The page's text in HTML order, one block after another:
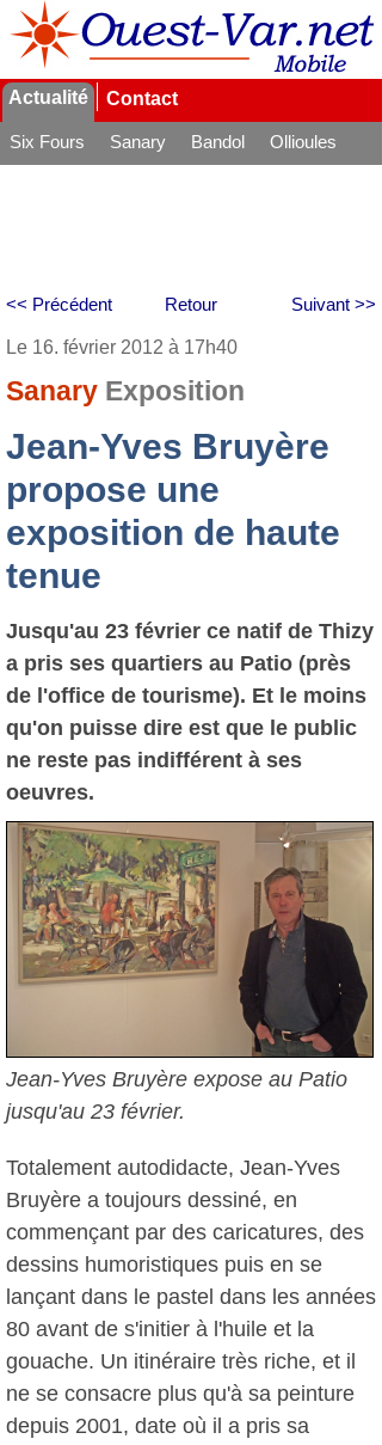
Actualité Contact
Six Fours Sanary Bandol
Ollioules
Retour
<< Précédent Suivant >>
Le 16. février 2012 à 17h40
Sanary Exposition
Jean-Yves Bruyère
propose une
exposition de haute
tenue
Jusqu'au 23 février ce natif de Thizy
a pris ses quartiers au Patio (près
de l'office de tourisme). Et le moins
qu'on puisse dire est que le public
ne reste pas indifférent à ses
oeuvres.
Jean-Yves Bruyère expose au Patio
jusqu'au 23 février.
Totalement autodidacte, Jean-Yves
Bruyère a toujours dessiné, en
commençant par des caricatures, des
dessins humoristiques puis en se
lançant dans le pastel dans les années
80 avant de s'initier à l'huile et la
gouache. Un itinéraire très riche, et il
ne se consacre plus qu'à sa peinture
depuis 2001, date où il a pris sa